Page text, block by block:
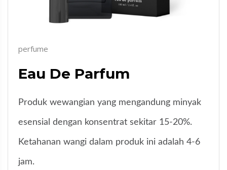
perfume
Eau De Parfum
Produk wewangian yang mengandung minyak
esensial dengan konsentrat sekitar 15-20%.
Ketahanan wangi dalam produk ini adalah 4-6
jam.